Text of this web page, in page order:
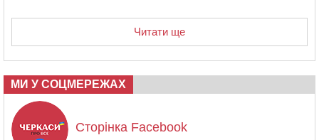
Читати ще
МИ У СОЦМЕРЕЖАХ
Сторінка Facebook